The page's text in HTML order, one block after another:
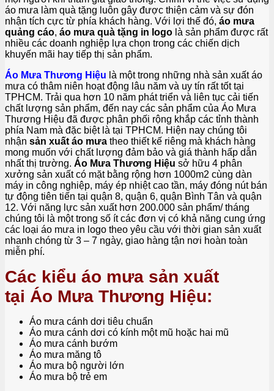
áo mưa làm quà tặng luôn gây được thiện cảm và sự đón
nhận tích cực từ phía khách hàng. Với lợi thế đó, áo mưa
quảng cáo, áo mưa quà tặng in logo là sản phẩm được rất
nhiều các doanh nghiệp lựa chọn trong các chiến dịch
khuyến mãi hay tiếp thị sản phẩm.
Áo Mưa Thương Hiệu là một trong những nhà sản xuất áo
mưa có thâm niên hoạt động lâu năm và uy tín rất tốt tại
TPHCM. Trải qua hơn 10 năm phát triển và liên tục cải tiến
chất lượng sản phẩm, đến nay các sản phẩm của Áo Mưa
Thương Hiệu đã được phân phối rộng khắp các tỉnh thành
phía Nam mà đặc biệt là tại TPHCM. Hiện nay chúng tôi
nhận sản xuất áo mưa theo thiết kế riêng mà khách hàng
mong muốn với chất lượng đảm bảo và giá thành hấp dẫn
nhất thị trường. Áo Mưa Thương Hiệu sở hữu 4 phân
xưởng sản xuất có mặt bằng rộng hơn 1000m2 cùng dàn
máy in công nghiệp, máy ép nhiệt cao tần, máy đóng nút bán
tự động tiên tiến tại quận 8, quận 6, quận Bình Tân và quận
12. Với năng lực sản xuất hơn 200.000 sản phẩm/ tháng
chúng tôi là một trong số ít các đơn vị có khả năng cung ứng
các loại áo mưa in logo theo yêu cầu với thời gian sản xuất
nhanh chóng từ 3 – 7 ngày, giao hàng tận nơi hoàn toàn
miễn phí.
Các kiểu áo mưa sản xuất
tại Áo Mưa Thương Hiệu:
Áo mưa cánh dơi tiêu chuẩn
Áo mưa cánh dơi có kính một mũ hoặc hai mũ
Áo mưa cánh bướm
Áo mưa măng tô
Áo mưa bộ người lớn
Áo mưa bộ trẻ em